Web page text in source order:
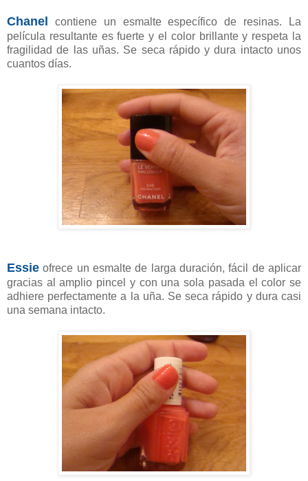
Chanel contiene un esmalte específico de resinas. La
película resultante es fuerte y el color brillante y respeta la
fragilidad de las uñas. Se seca rápido y dura intacto unos
cuantos días.
Essie ofrece un esmalte de larga duración, fácil de aplicar
gracias al amplio pincel y con una sola pasada el color se
adhiere perfectamente a la uña. Se seca rápido y dura casi
una semana intacto.